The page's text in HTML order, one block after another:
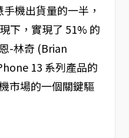
機出貨量的一半，
下，實現了 51% 的
-林奇 (Brian
13 系列產品的
市場的一個關鍵驅